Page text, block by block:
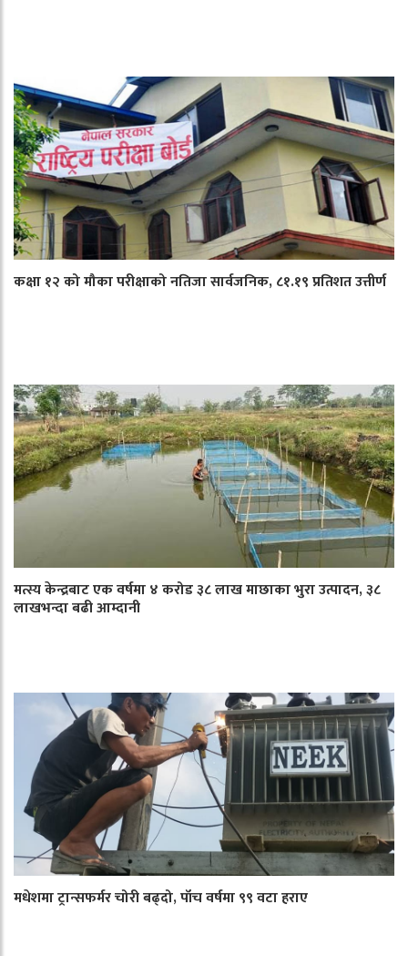
कक्षा १२ को मौका परीक्षाको नतिजा सार्वजनिक, ८१.१९ प्रतिशत उत्तीर्ण
मत्स्य केन्द्रबाट एक वर्षमा ४ करोड ३८ लाख माछाका भुरा उत्पादन, ३८
लाखभन्दा बढी आम्दानी
मधेशमा ट्रान्सफर्मर चोरी बढ्दो, पाँच वर्षमा ९९ वटा हराए